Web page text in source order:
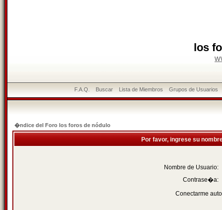
los
F.A.Q. Buscar Lista de Miembros Grupos de Usuarios
�ndice del Foro los foros de nódulo
Por favor, ingrese su
Nombre de Usuario:
Contrase�a:
Conectarme